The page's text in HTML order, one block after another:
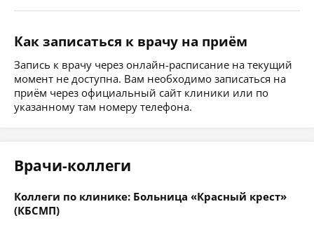
Как записаться к врачу на приём
Запись к врачу через онлайн-расписание на текущий
момент не доступна. Вам необходимо записаться на
приём через официальный сайт клиники или по
указанному там номеру телефона.
Врачи-коллеги
Коллеги по клинике: Больница «Красный крест»
(КБСМП)